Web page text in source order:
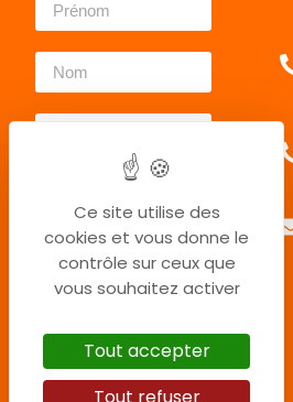
Ce site utilise des
cookies et vous donne le
contrôle sur ceux que
vous souhaitez activer
Tout accepter